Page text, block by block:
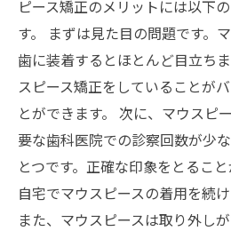
ピース矯正のメリットには以下
す。 まずは見た目の問題です。
歯に装着するとほとんど目立ち
スピース矯正をしていることが
とができます。 次に、マウスピ
要な歯科医院での診察回数が少
とつです。正確な印象をとるこ
自宅でマウスピースの着用を続
また、マウスピースは取り外し